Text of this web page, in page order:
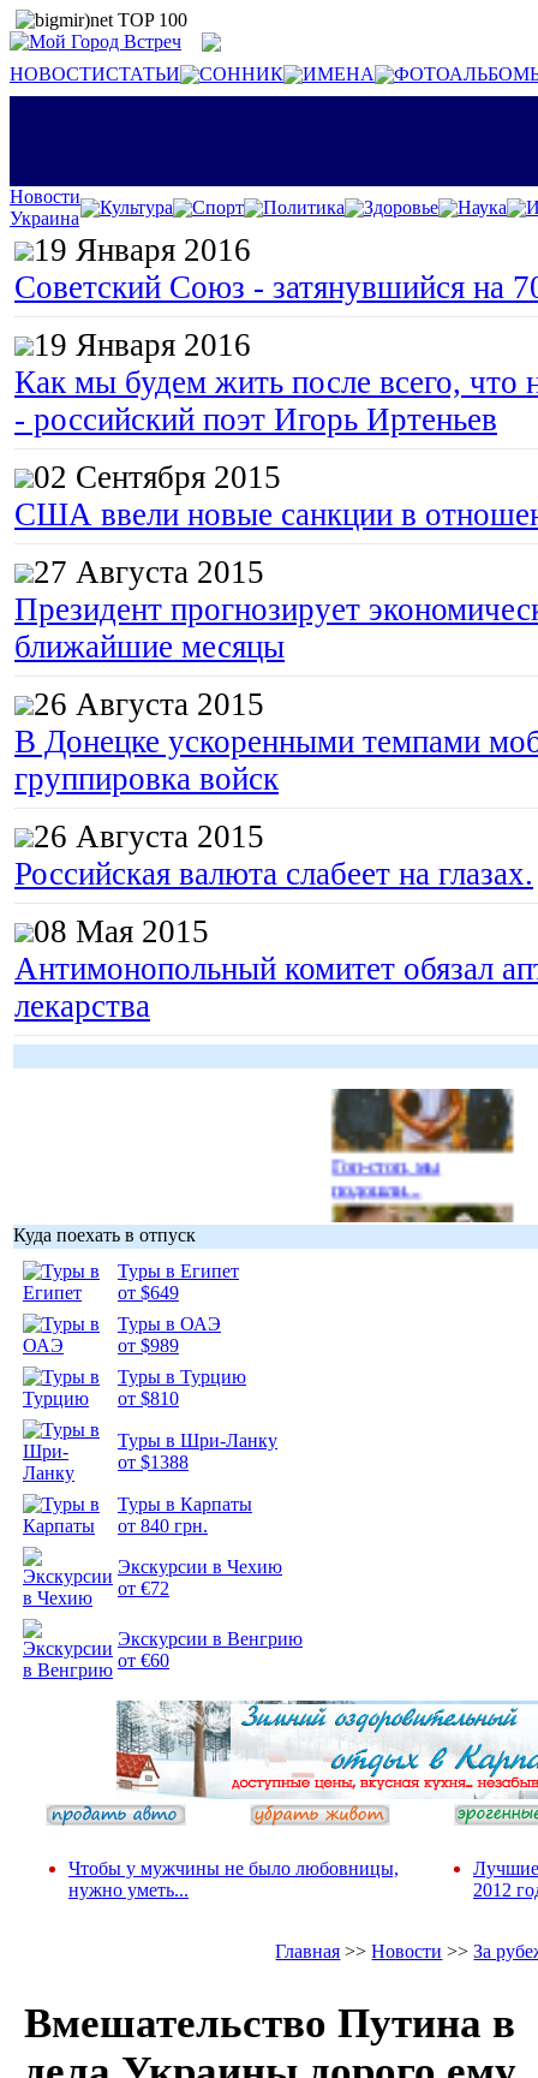
НОВОСТИСТАТЬИ СОННИК ИМЕНА
Новости
Украина
Культура Спорт Политика Здоровье Наука
19 Января 2016
Советский Союз - затянувшийся на
19 Января 2016
Как мы будем жить после всего, что
- российский поэт Игорь Иртеньев
02 Сентября 2015
США ввели новые санкции в
27 Августа 2015
Президент прогнозирует
ближайшие месяцы
26 Августа 2015
В Донецке ускоренными темпами
группировка войск
26 Августа 2015
Российская валюта слабеет на глазах.
08 Мая 2015
Антимонопольный комитет обязал
лекарства
Гоп-стоп, мы
подошли...
Куда поехать в отпуск
Туры в Египет
от $649
Туры в ОАЭ
от $989
Туры в Турцию
от $810
Туры в Шри-Ланку
от $1388
Туры в Карпаты
от 840 грн.
Экскурсии в Чехию
от €72
Экскурсии в Венгрию
от €60
Чтобы у мужчины не было любовницы,
нужно уметь...
Лучшие
2012
Главная >>Новости >>За
Вмешательство Путина в